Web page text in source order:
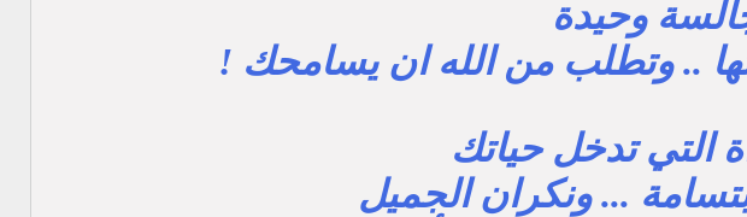
وحيدة
.. وتطلب من الله ان يسامحك !
التي تدخل حياتك
... ونكران الجميل